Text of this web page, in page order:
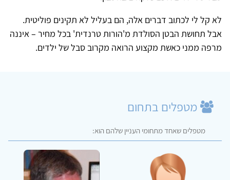
לא קל לי לכתוב דברים אלה, הם בעליל לא תקינים פוליטית.
אבל תחושת הבטן הסולדת מ'הורות טרנדית' בכל מחיר – איננה
מרפה ממני כאשת מקצוע הרואה מקרוב סבל של ילדים.
מטפלים בתחום
מטפלים שאחד מתחומי העניין שלהם הוא: